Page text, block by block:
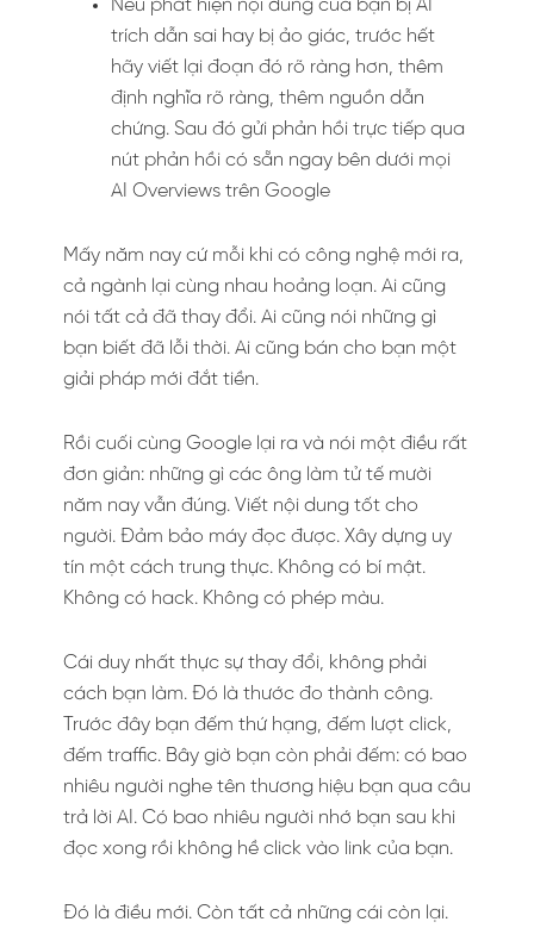
Nếu phát hiện nội dung của bạn bị AI
trích dẫn sai hay bị ảo giác, trước hết
hãy viết lại đoạn đó rõ ràng hơn, thêm
định nghĩa rõ ràng, thêm nguồn dẫn
chứng. Sau đó gửi phản hồi trực tiếp qua
nút phản hồi có sẵn ngay bên dưới mọi
AI Overviews trên Google
Mấy năm nay cứ mỗi khi có công nghệ mới ra,
cả ngành lại cùng nhau hoảng loạn. Ai cũng
nói tất cả đã thay đổi. Ai cũng nói những gì
bạn biết đã lỗi thời. Ai cũng bán cho bạn một
giải pháp mới đắt tiền.
Rồi cuối cùng Google lại ra và nói một điều rất
đơn giản: những gì các ông làm tử tế mười
năm nay vẫn đúng. Viết nội dung tốt cho
người. Đảm bảo máy đọc được. Xây dựng uy
tín một cách trung thực. Không có bí mật.
Không có hack. Không có phép màu.
Cái duy nhất thực sự thay đổi, không phải
cách bạn làm. Đó là thước đo thành công.
Trước đây bạn đếm thứ hạng, đếm lượt click,
đếm traffic. Bây giờ bạn còn phải đếm: có bao
nhiêu người nghe tên thương hiệu bạn qua câu
trả lời AI. Có bao nhiêu người nhớ bạn sau khi
đọc xong rồi không hề click vào link của bạn.
Đó là điều mới. Còn tất cả những cái còn lại.